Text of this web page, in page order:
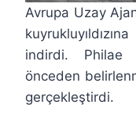
Avrupa Uzay
indirdi. Philae
önceden
gerçekleştirdi.